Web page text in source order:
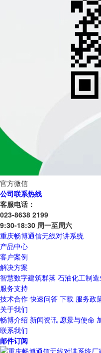
官方微信
公司联系热线
客服电话：
023-8638 2199
9:30-18:30 周一至周六
重庆畅博通信无线对讲系统
产品中心
客户案例
解决方案
智慧数字建筑群落 石油化工制造
服务支持
技术合作 快速问答 下载 服务政
关于我们
畅博介绍 新闻资讯 愿景与使命
联系我们
邮件订阅